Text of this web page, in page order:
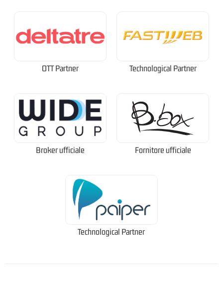
OTT Partner Technological Partner
Broker ufficiale Fornitore ufficiale
Technological Partner